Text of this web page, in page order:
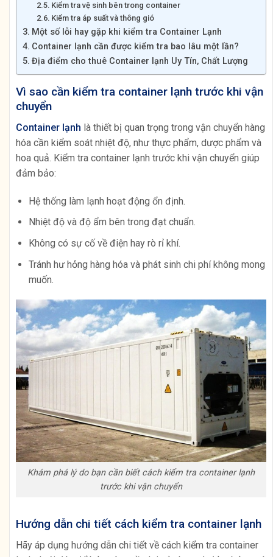
Kiểm tra vệ sinh bên trong container
Kiểm tra áp suất và thông gió
Một số lỗi hay gặp khi kiểm tra Container Lạnh
Container lạnh cần được kiểm tra bao lâu một lần?
Địa điểm cho thuê Container lạnh Uy Tín, Chất Lượng
Vì sao cần kiểm tra container lạnh trước khi vận
chuyển
Container lạnh là thiết bị quan trọng trong vận chuyển hàng
hóa cần kiểm soát nhiệt độ, như thực phẩm, dược phẩm và
hoa quả. Kiểm tra container lạnh trước khi vận chuyển giúp
đảm bảo:
Hệ thống làm lạnh hoạt động ổn định.
Nhiệt độ và độ ẩm bên trong đạt chuẩn.
Không có sự cố về điện hay rò rỉ khí.
Tránh hư hỏng hàng hóa và phát sinh chi phí không mong
muốn.
Khám phá lý do bạn cần biết cách kiểm tra container lạnh
trước khi vận chuyển
Hướng dẫn chi tiết cách kiểm tra container lạnh
Hãy áp dụng hướng dẫn chi tiết về cách kiểm tra container